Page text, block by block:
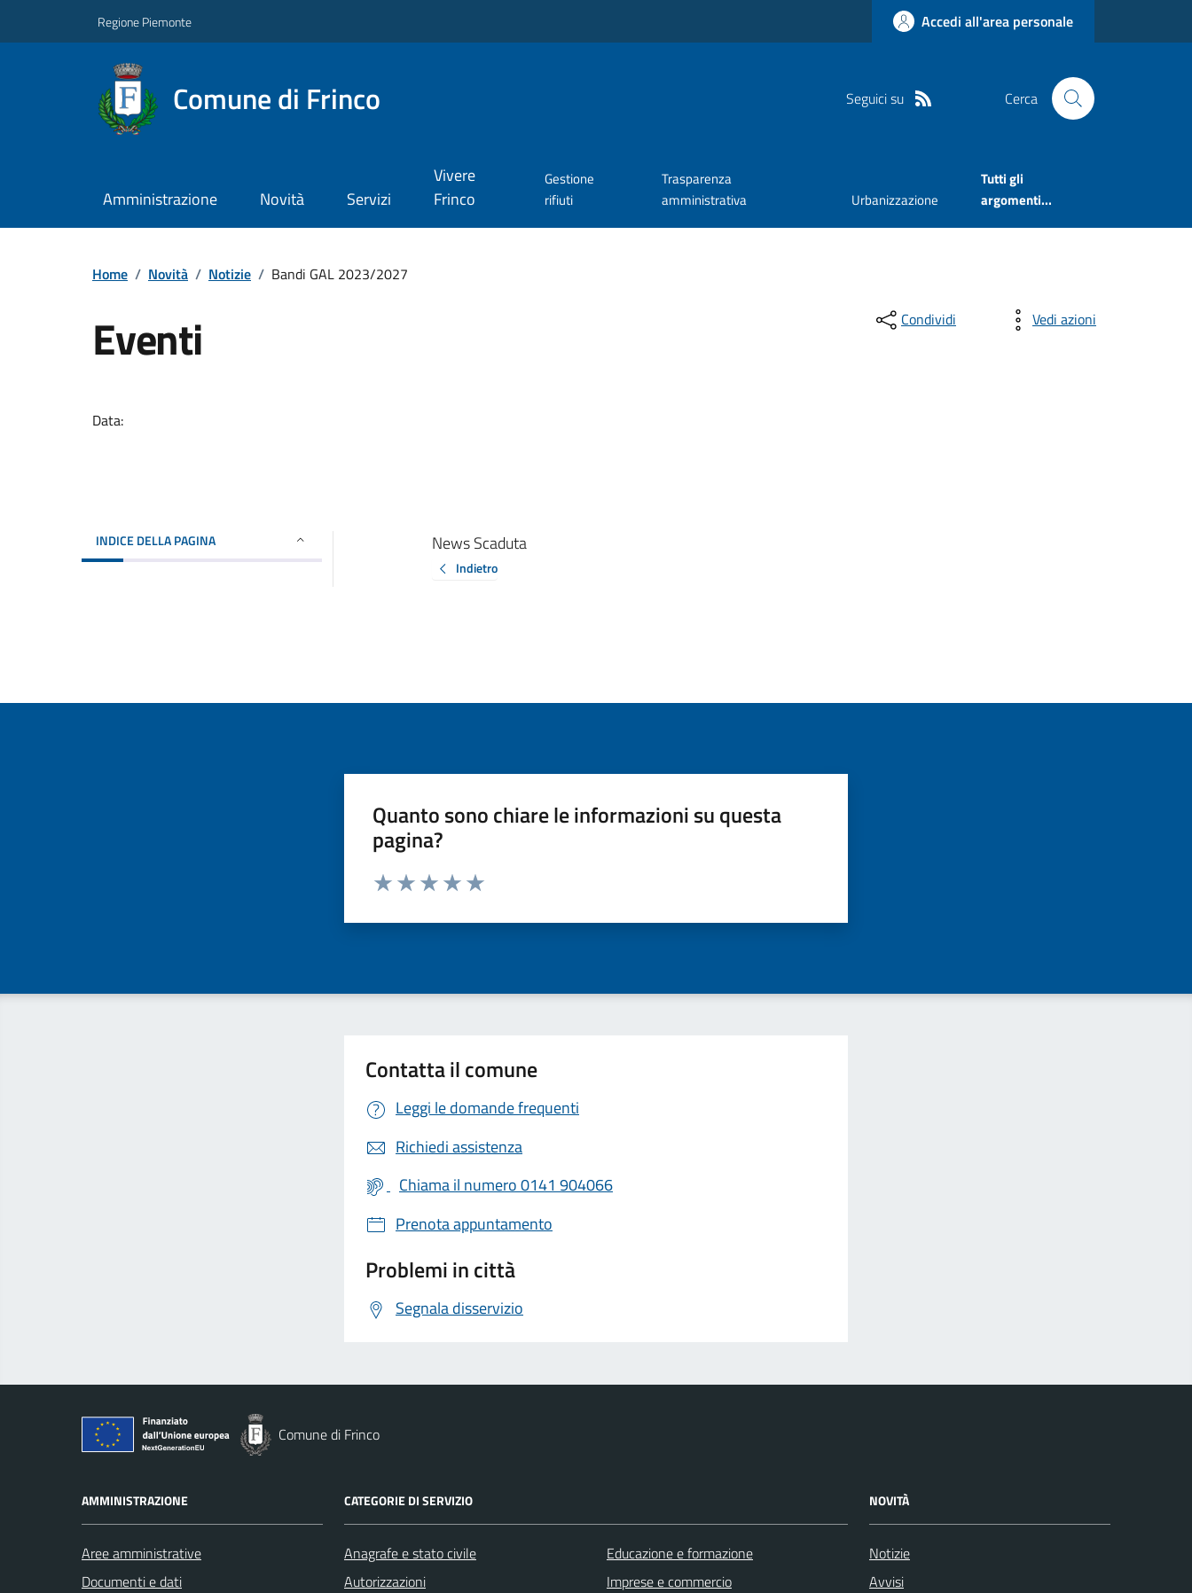
Regione Piemonte Accedi all'area personale
Comune di Frinco Seguici su Cerca
Amministrazione Novità Servizi
Vivere
Frinco
Gestione
rifiuti
Trasparenza
amministrativa
Urbanizzazione
Tutti gli
argomenti...
Home / Novità / Notizie / Bandi GAL 2023/2027
Eventi
Data:
Condividi Vedi azioni
INDICE DELLA PAGINA News Scaduta
Indietro
Quanto sono chiare le informazioni su questa
pagina?
Valuta da 1 a 5 stelle la pagina
Contatta il comune
Leggi le domande frequenti
Richiedi assistenza
Chiama il numero 0141 904066
Prenota appuntamento
Problemi in città
Segnala disservizio
Comune di Frinco
AMMINISTRAZIONE
Aree amministrative
Documenti e dati
CATEGORIE DI SERVIZIO
Anagrafe e stato civile
Autorizzazioni
Educazione e formazione
Imprese e commercio
NOVITÀ
Notizie
Avvisi